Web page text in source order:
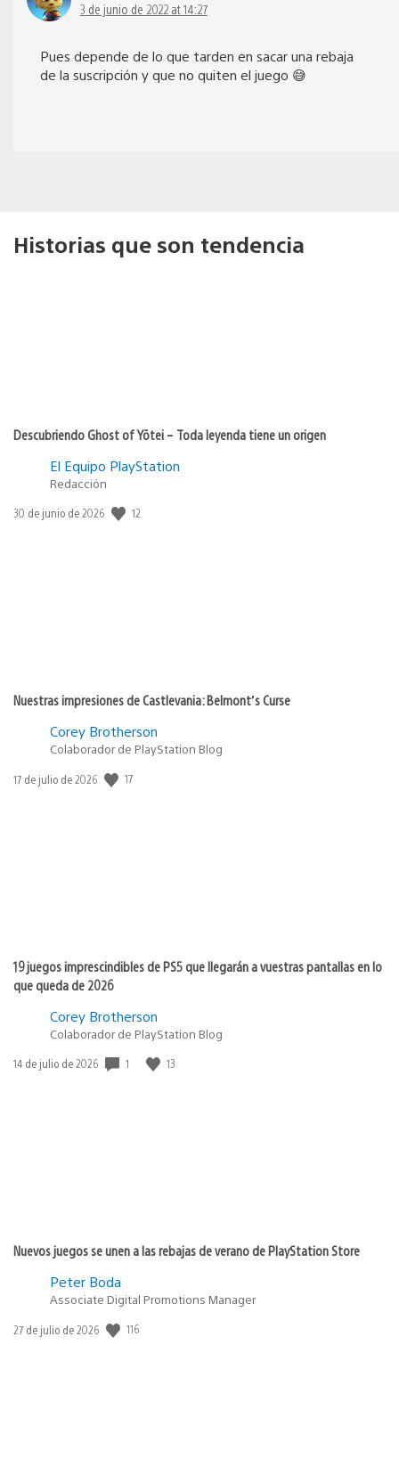
3 de junio de 2022 at 14:27
Pues depende de lo que tarden en sacar una rebaja
de la suscripción y que no quiten el juego 😅
Historias que son tendencia
Descubriendo Ghost of Yōtei – Toda leyenda tiene un origen
El Equipo PlayStation
Redacción
Fecha
30 de junio de 2026 12
Nuestras impresiones de Castlevania: Belmont’s Curse
Corey Brotherson
Colaborador de PlayStation Blog
Fecha
17 de julio de 2026 17
19 juegos imprescindibles de PS5 que llegarán a vuestras pantallas en lo
que queda de 2026
Corey Brotherson
Colaborador de PlayStation Blog
Fecha
14 de julio de 2026 1 13
Nuevos juegos se unen a las rebajas de verano de PlayStation Store
Peter Boda
Associate Digital Promotions Manager
Fecha
27 de julio de 2026 116